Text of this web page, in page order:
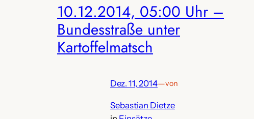
10.12.2014, 05:00 Uhr –
Bundesstraße unter
Kartoffelmatsch
Dez. 11, 2014—von
Sebastian Dietze